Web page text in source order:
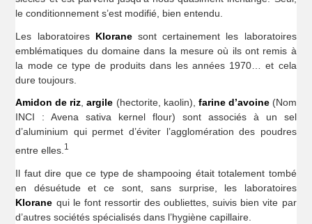
le conditionnement s’est modifié, bien entendu.
Les laboratoires Kloranesont certainement les laboratoires
emblématiques du domaine dans la mesure où ils ont remis à
la mode ce type de produits dans les années 1970… et cela
dure toujours.
Amidon de riz,argile (hectorite, kaolin), farine d’avoine(Nom
INCI : Avena sativa kernel flour) sont associés à un sel
d’aluminium qui permet d’éviter l’agglomération des poudres
entre elles. 1
Il faut dire que ce type de shampooing était totalement tombé
en désuétude et ce sont, sans surprise, les laboratoires
Klorane qui le font ressortir des oubliettes, suivis bien vite par
d’autres sociétés spécialisés dans l’hygiène capillaire.